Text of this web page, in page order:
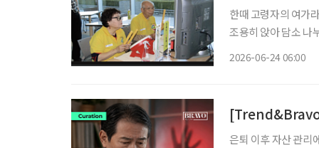
한때 고령자의 여가
조용히 앉아 담소 나
2026-06-24 06:00
은퇴 이후 자산 관리